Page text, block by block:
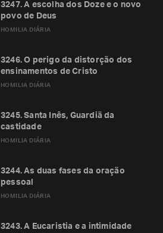
HOMILIA DIÁRIA
3247. A escolha dos Doze e o novo
povo de Deus
HOMILIA DIÁRIA
3246. O perigo da distorção dos
ensinamentos de Cristo
HOMILIA DIÁRIA
3245. Santa Inês, Guardiã da
castidade
HOMILIA DIÁRIA
3244. As duas fases da oração
pessoal
3243. A Eucaristia e a intimidade